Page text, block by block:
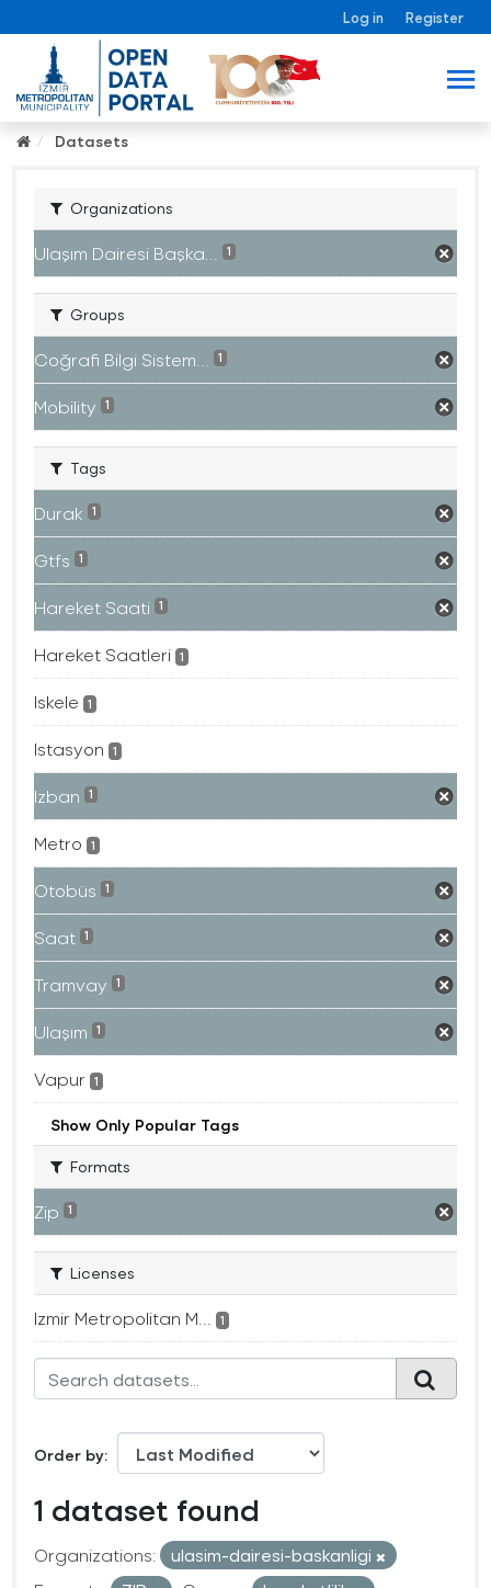
Log in Register
Datasets
Organizations
Ulaşım Dairesi Başka... 1
Groups
Coğrafi Bilgi Sistem... 1
Mobility 1
Tags
Durak 1
Gtfs 1
Hareket Saati 1
Hareket Saatleri 1
Iskele 1
Istasyon 1
Izban 1
Metro 1
Otobüs 1
Saat 1
Tramvay 1
Ulaşım 1
Vapur 1
Show Only Popular Tags
Formats
Zip 1
Licenses
Izmir Metropolitan M... 1
Order by
1 dataset found
Organizations:
ulasim-dairesi-baskanligi